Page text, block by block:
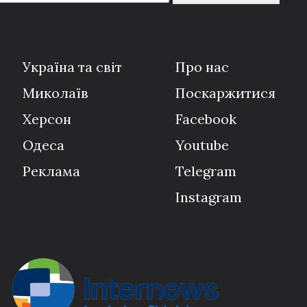
Україна та світ
Миколаїв
Херсон
Одеса
Реклама
Про нас
Поскаржитися
Facebook
Youtube
Telegram
Instagram